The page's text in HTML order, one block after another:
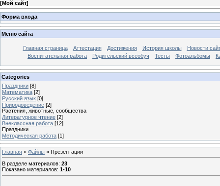
[Мой сайт]
Форма входа
Меню сайта
Главная страница Аттестация Достижения История школы
Новости
Воспитательная работа
Родительский всеобуч Тесты Фотоальбомы
Categories
Праздники [8]
Математика [2]
Русский язык [0]
Природоведение [2]
Растения, животные, сообщества
Литературное чтение [2]
Внеклассная работа [12]
Праздники
Методическая работа [1]
Главная » Файлы » Презентации
В разделе материалов: 23
Показано материалов: 1-10